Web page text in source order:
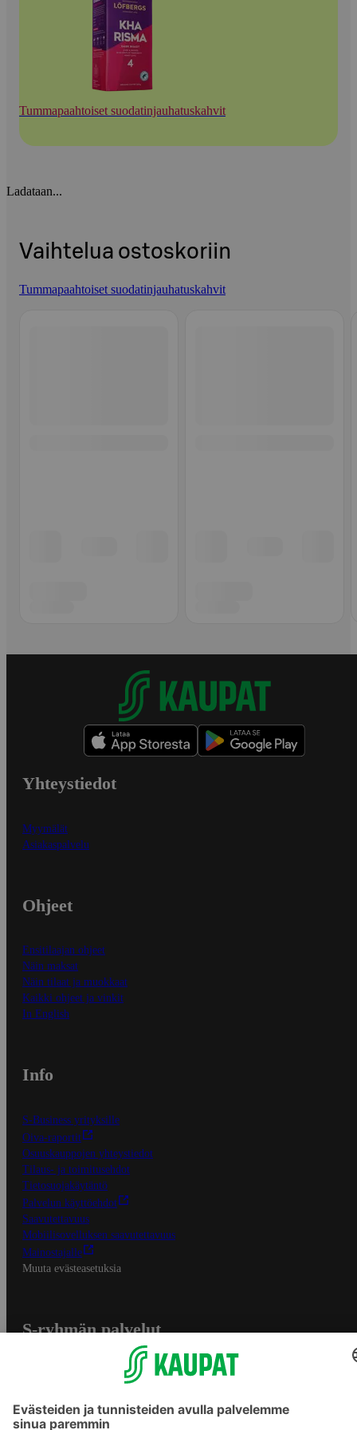
Tummapaahtoiset suodatinjauhatuskahvit
Ladataan...
Vaihtelua ostoskoriin
Tummapaahtoiset suodatinjauhatuskahvit
Yhteystiedot
Myymälät
Asiakaspalvelu
Ohjeet
Ensitilaajan ohjeet
Näin maksat
Näin tilaat ja muokkaat
Kaikki ohjeet ja vinkit
In English
Info
S-Business yrityksille
Oiva-raportit
Osuuskauppojen yhteystiedot
Tilaus- ja toimitusehdot
Tietosuojakäytäntö
Palvelun käyttöehdot
Saavutettavuus
Mobiilisovelluksen saavutettavuus
Mainostajalle
Muuta evästeasetuksia
S-ryhmän palvelut
Yhteishyvä Ruoka -sovellus